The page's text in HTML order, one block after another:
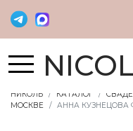
НИКОЛЬ КАТАЛОГ
МОСКВЕ
АННА КУЗНЕЦОВА